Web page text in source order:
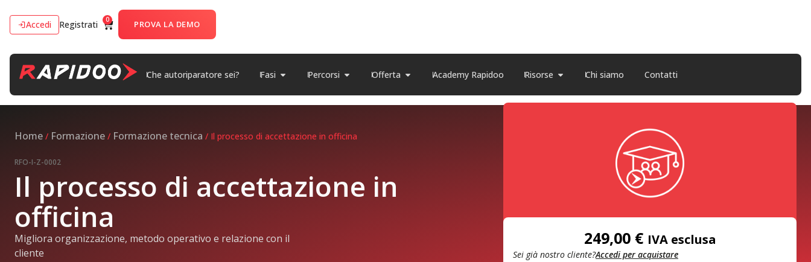
Accedi Registrati 0 PROVA LA DEMO
Che autoriparatore sei? Fasi Percorsi Offerta Academy Rapidoo Risorse Chi siamo Contatti
Home / Formazione / Formazione tecnica / Il processo di accettazione in officina
RFO-I-Z-0002
Il processo di accettazione in
officina
Migliora organizzazione, metodo operativo e relazione con il
cliente
249,00 € IVA esclusa
Sei già nostro cliente?Accedi per acquistare